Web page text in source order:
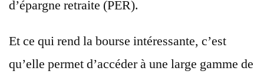
d’épargne retraite (PER).
Et ce qui rend la bourse intéressante, c’est
qu’elle permet d’accéder à une large gamme de